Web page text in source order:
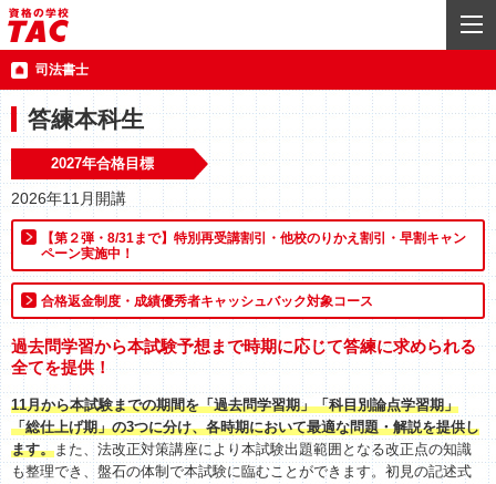
司法書士
答練本科生
2027年合格目標
2026年11月開講
【第２弾・8/31まで】特別再受講割引・他校のりかえ割引・早割キャン
ペーン実施中！
合格返金制度・成績優秀者キャッシュバック対象コース
過去問学習から本試験予想まで時期に応じて答練に求められる
全てを提供！
11月から本試験までの期間を「過去問学習期」「科目別論点学習期」
「総仕上げ期」の3つに分け、各時期において最適な問題・解説を提供し
ます。また、法改正対策講座により本試験出題範囲となる改正点の知識
も整理でき、盤石の体制で本試験に臨むことができます。初見の記述式